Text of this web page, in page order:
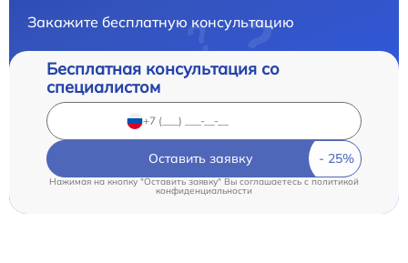
Закажите бесплатную консультацию
Бесплатная консультация со
специалистом
Оставить заявку
Нажимая на кнопку "Оставить заявку" Вы соглашаетесь cполитикой
конфиденциальности